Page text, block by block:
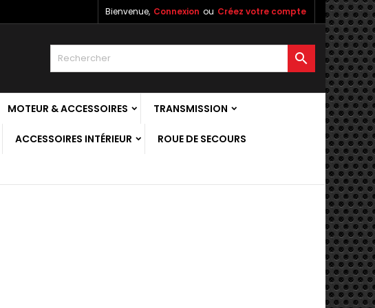
Bienvenue, Connexion ou Créez votre compte

MOTEUR & ACCESSOIRES TRANSMISSION
ACCESSOIRES INTÉRIEUR ROUE DE SECOURS